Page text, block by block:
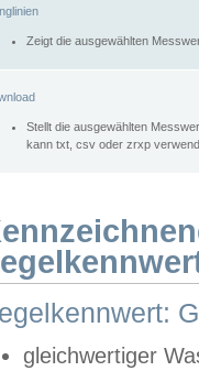
Zeigt die ausgewählten
Stellt die ausgewählten
kann txt, csv oder zrxp
gleichwertiger